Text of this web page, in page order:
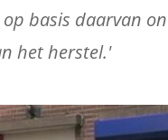
basis daarvan
het herstel.'